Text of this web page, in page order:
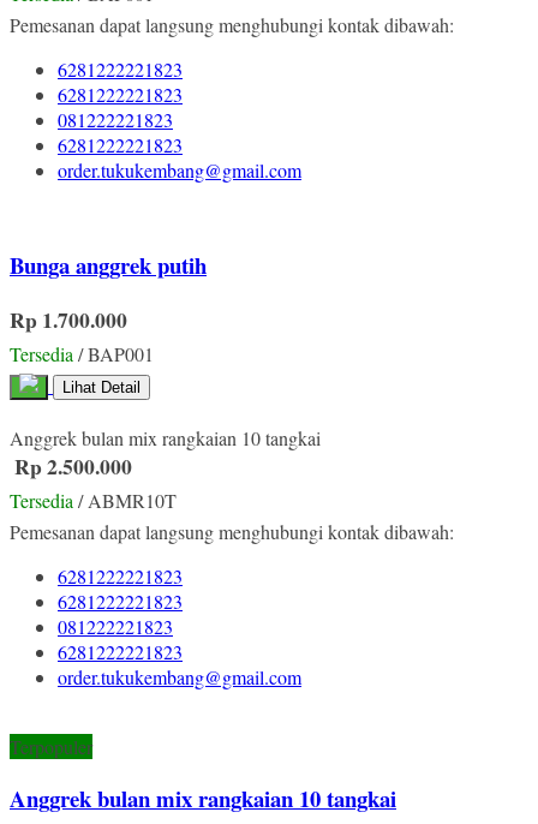
Pemesanan dapat langsung menghubungi kontak dibawah:
6281222221823
6281222221823
081222221823
6281222221823
order.tukukembang@gmail.com
Bunga anggrek putih
Rp 1.700.000
Tersedia / BAP001
Lihat Detail
Anggrek bulan mix rangkaian 10 tangkai
Rp 2.500.000
Tersedia / ABMR10T
Pemesanan dapat langsung menghubungi kontak dibawah:
6281222221823
6281222221823
081222221823
6281222221823
order.tukukembang@gmail.com
Terpopuler
Anggrek bulan mix rangkaian 10 tangkai